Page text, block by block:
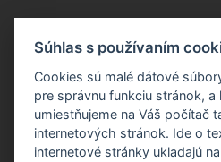
E:recepcia@formfactory.sk
Form Factory Slovakia s.r.o.,
Bratislava
Súhlas s používaním
Cookies sú malé dátové
pre správnu funkciu stránok, a
umiestňujeme na Váš počítač
internetových stránok. Ide o
internetové stránky ukladajú